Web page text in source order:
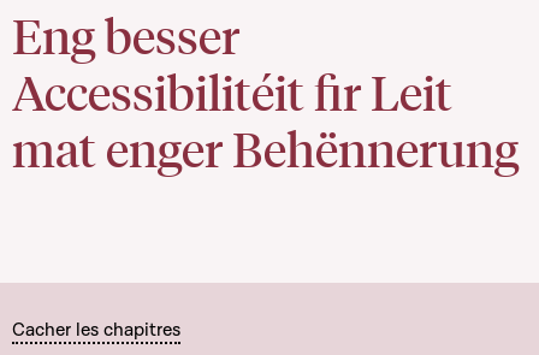
Eng besser
Accessibilitéit fir Leit
mat enger Behënnerung
Cacher les chapitres